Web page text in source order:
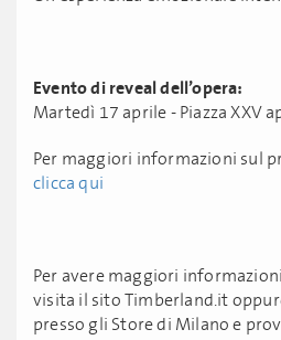
Evento di reveal dell’opera:
Martedì 17 aprile - Piazza XXV
Per maggiori informazioni sul
clicca qui
Per avere maggiori
visita il sito Timberland.it
presso gli Store di Milano e